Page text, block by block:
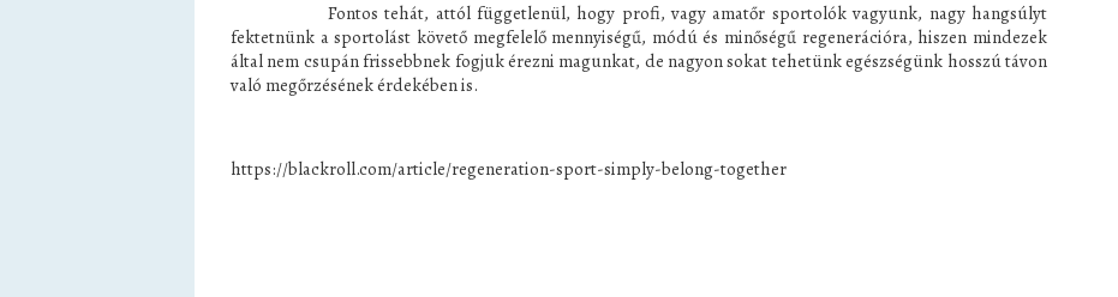
Fontos tehát, attól függetlenül, hogy profi, vagy amatőr sportolók vagyunk, nagy hangsúlyt
fektetnünk a sportolást követő megfelelő mennyiségű, módú és minőségű regenerációra, hiszen mindezek
által nem csupán frissebbnek fogjuk érezni magunkat, de nagyon sokat tehetünk egészségünk hosszú távon
való megőrzésének érdekében is.
https://blackroll.com/article/regeneration-sport-simply-belong-together